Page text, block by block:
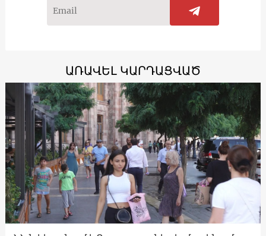
ԱՌԱՎԵԼ ԿԱՐԴԱՑՎԱԾ